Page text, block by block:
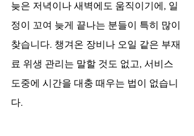
늦은 저녁이나 새벽에도 움직이기에, 일
정이 꼬여 늦게 끝나는 분들이 특히 많이
찾습니다. 챙겨온 장비나 오일 같은 부재
료 위생 관리는 말할 것도 없고, 서비스
도중에 시간을 대충 때우는 법이 없습니
다.